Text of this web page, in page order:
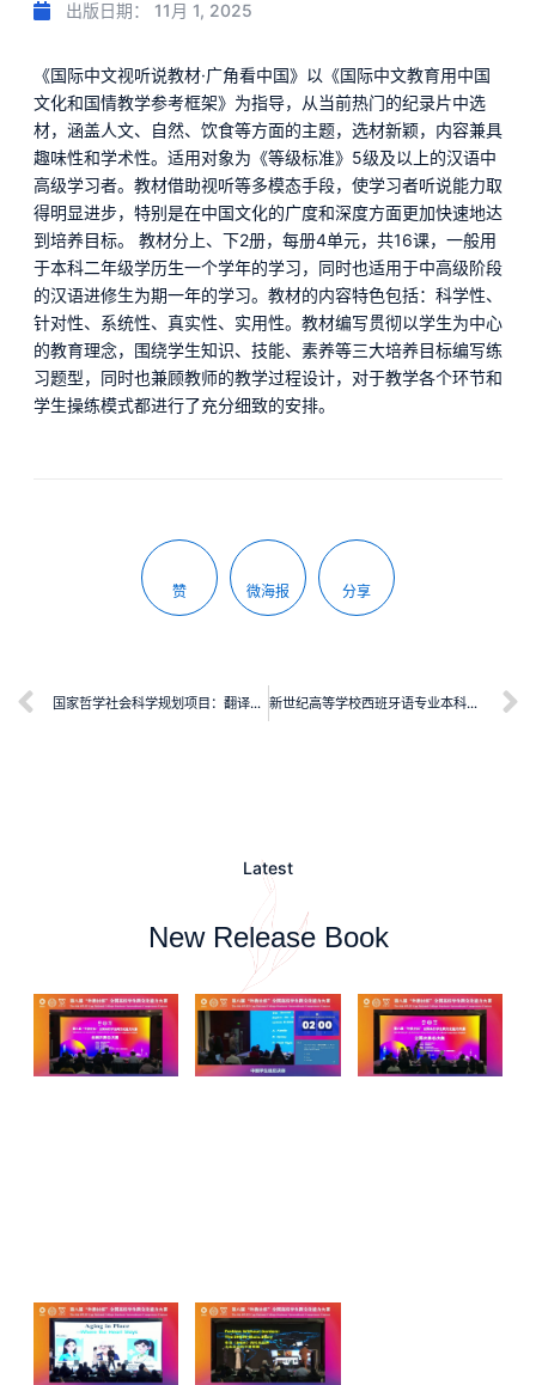
出版日期： 11月 1, 2025
《国际中文视听说教材·广角看中国》以《国际中文教育用中国
文化和国情教学参考框架》为指导，从当前热门的纪录片中选
材，涵盖人文、自然、饮食等方面的主题，选材新颖，内容兼具
趣味性和学术性。适用对象为《等级标准》5级及以上的汉语中
高级学习者。教材借助视听等多模态手段，使学习者听说能力取
得明显进步，特别是在中国文化的广度和深度方面更加快速地达
到培养目标。 教材分上、下2册，每册4单元，共16课，一般用
于本科二年级学历生一个学年的学习，同时也适用于中高级阶段
的汉语进修生为期一年的学习。教材的内容特色包括：科学性、
针对性、系统性、真实性、实用性。教材编写贯彻以学生为中心
的教育理念，围绕学生知识、技能、素养等三大培养目标编写练
习题型，同时也兼顾教师的教学过程设计，对于教学各个环节和
学生操练模式都进行了充分细致的安排。
赞 微海报 分享
国家哲学社会科学规划项目：翻译质量评估模式再研究 新世纪高等学校西班牙语专业本科生系列教材：拉丁美洲社会与文化
Latest
New Release Book